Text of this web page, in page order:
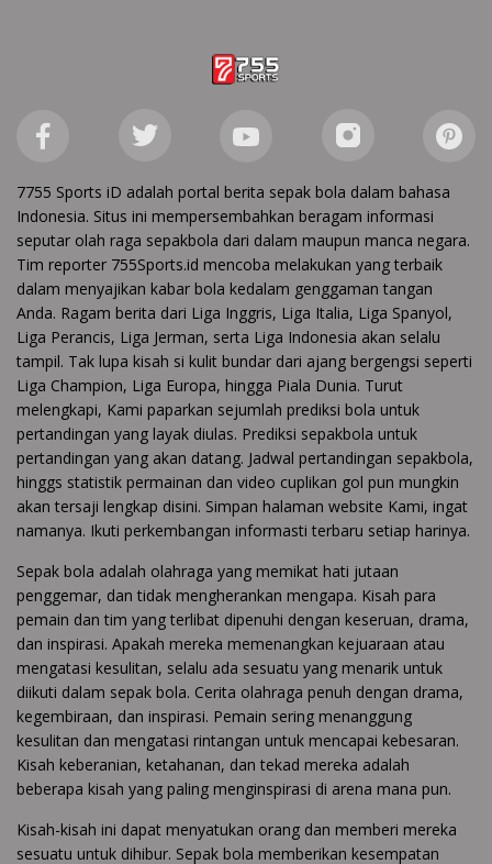
7755 Sports iD adalah portal berita sepak bola dalam bahasa
Indonesia. Situs ini mempersembahkan beragam informasi
seputar olah raga sepakbola dari dalam maupun manca negara.
Tim reporter 755Sports.id mencoba melakukan yang terbaik
dalam menyajikan kabar bola kedalam genggaman tangan
Anda. Ragam berita dari Liga Inggris, Liga Italia, Liga Spanyol,
Liga Perancis, Liga Jerman, serta Liga Indonesia akan selalu
tampil. Tak lupa kisah si kulit bundar dari ajang bergengsi seperti
Liga Champion, Liga Europa, hingga Piala Dunia. Turut
melengkapi, Kami paparkan sejumlah prediksi bola untuk
pertandingan yang layak diulas. Prediksi sepakbola untuk
pertandingan yang akan datang. Jadwal pertandingan sepakbola,
hinggs statistik permainan dan video cuplikan gol pun mungkin
akan tersaji lengkap disini. Simpan halaman website Kami, ingat
namanya. Ikuti perkembangan informasti terbaru setiap harinya.
Sepak bola adalah olahraga yang memikat hati jutaan
penggemar, dan tidak mengherankan mengapa. Kisah para
pemain dan tim yang terlibat dipenuhi dengan keseruan, drama,
dan inspirasi. Apakah mereka memenangkan kejuaraan atau
mengatasi kesulitan, selalu ada sesuatu yang menarik untuk
diikuti dalam sepak bola. Cerita olahraga penuh dengan drama,
kegembiraan, dan inspirasi. Pemain sering menanggung
kesulitan dan mengatasi rintangan untuk mencapai kebesaran.
Kisah keberanian, ketahanan, dan tekad mereka adalah
beberapa kisah yang paling menginspirasi di arena mana pun.
Kisah-kisah ini dapat menyatukan orang dan memberi mereka
sesuatu untuk dihibur. Sepak bola memberikan kesempatan